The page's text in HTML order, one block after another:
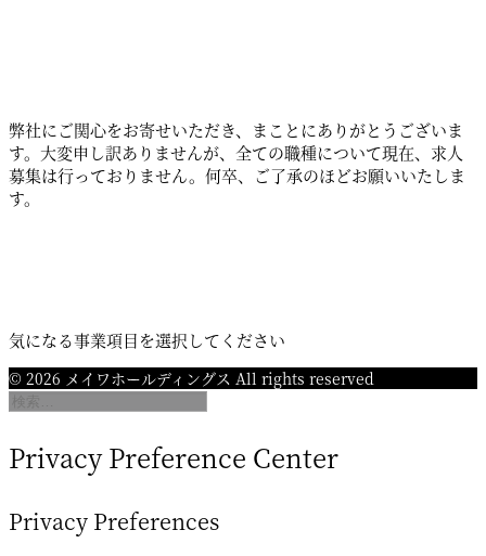
弊社にご関心をお寄せいただき、まことにありがとうございま
す。大変申し訳ありませんが、全ての職種について現在、求人
募集は行っておりません。何卒、ご了承のほどお願いいたしま
す。
気になる事業項目を選択してください
© 2026 メイワホールディングス All rights reserved
Privacy Preference Center
Privacy Preferences